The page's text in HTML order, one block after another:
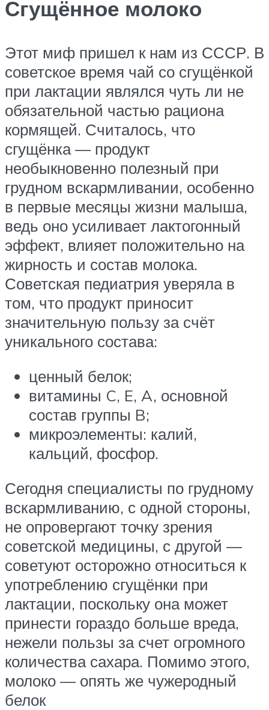
Сгущённое молоко
Этот миф пришел к нам из СССР. В
советское время чай со сгущёнкой
при лактации являлся чуть ли не
обязательной частью рациона
кормящей. Считалось, что
сгущёнка — продукт
необыкновенно полезный при
грудном вскармливании, особенно
в первые месяцы жизни малыша,
ведь оно усиливает лактогонный
эффект, влияет положительно на
жирность и состав молока.
Советская педиатрия уверяла в
том, что продукт приносит
значительную пользу за счёт
уникального состава:
ценный белок;
витамины C, E, A, основной
состав группы B;
микроэлементы: калий,
кальций, фосфор.
Сегодня специалисты по грудному
вскармливанию, с одной стороны,
не опровергают точку зрения
советской медицины, с другой —
советуют осторожно относиться к
употреблению сгущёнки при
лактации, поскольку она может
принести гораздо больше вреда,
нежели пользы за счет огромного
количества сахара. Помимо этого,
молоко — опять же чужеродный
белок